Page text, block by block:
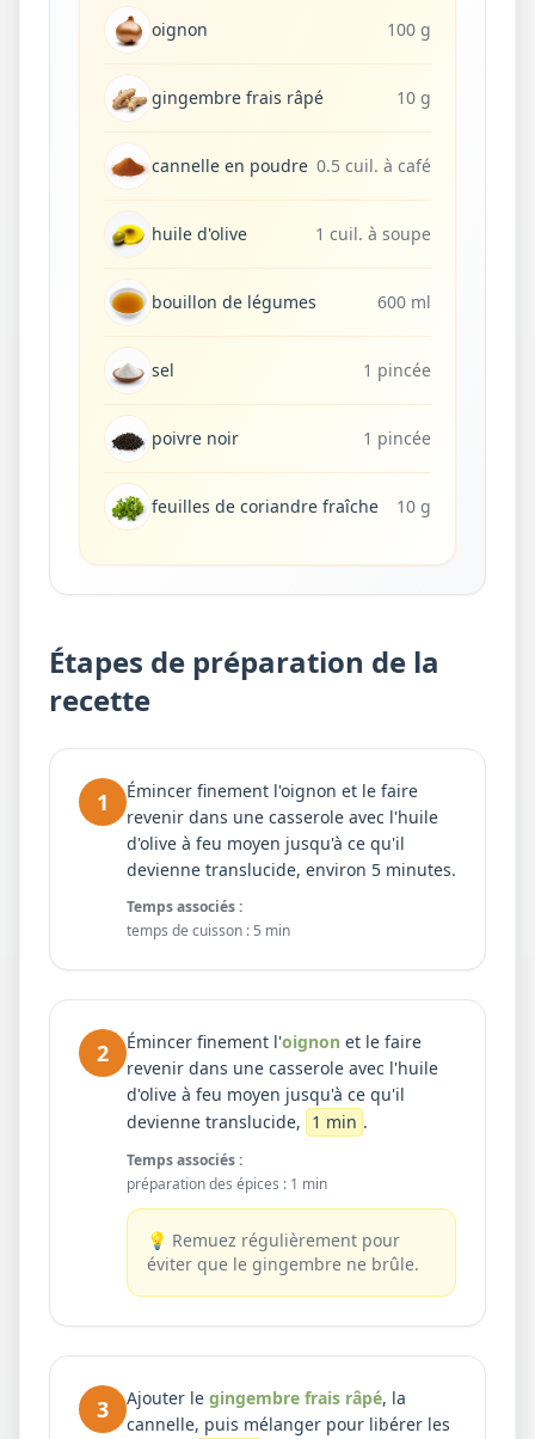
oignon 100 g
gingembre frais râpé 10 g
cannelle en poudre 0.5 cuil. à café
huile d'olive 1 cuil. à soupe
bouillon de légumes 600 ml
sel 1 pincée
poivre noir 1 pincée
feuilles de coriandre fraîche 10 g
Étapes de préparation de la
recette
1
Émincer finement l'oignon et le faire
revenir dans une casserole avec l'huile
d'olive à feu moyen jusqu'à ce qu'il
devienne translucide, environ 5 minutes.
Temps associés :
temps de cuisson : 5 min
2 Émincer finement l'oignon et le faire
revenir dans une casserole avec l'huile
d'olive à feu moyen jusqu'à ce qu'il
devienne translucide, 1 min .
Temps associés :
préparation des épices : 1 min
💡 Remuez régulièrement pour
éviter que le gingembre ne brûle.
3 Ajouter le gingembre frais râpé, la
cannelle, puis mélanger pour libérer les